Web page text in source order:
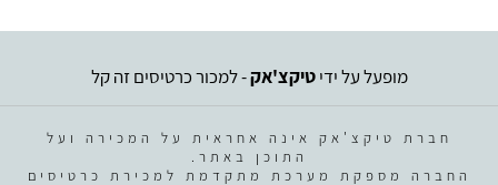
מופעל על ידיטיקצ'אק- למכור כרטיסים זה קל
חברת טיקצ'אק אינה אחראית על המכירה ועל
התוכן באתר.
החברה מספקת מערכת מתקדמת למכירת כרטיסים